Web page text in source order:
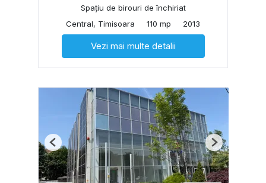
Spațiu de birouri de închiriat
Central, Timisoara
110 mp 2013
Vezi mai multe detalii
Previous Next